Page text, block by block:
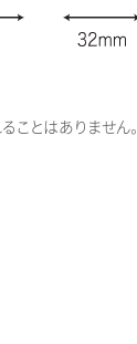
ことはありません。